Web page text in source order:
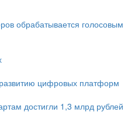
обрабатывается голосовым
цифровых платформ
достигли 1,3 млрд рублей